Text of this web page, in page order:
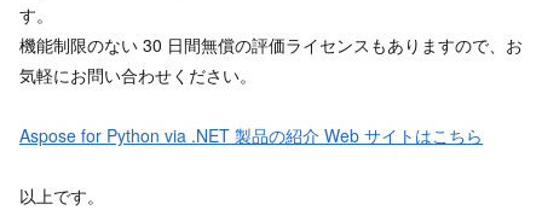
す。
機能制限のない 30 日間無償の評価ライセンスもありますので、お
気軽にお問い合わせください。
Aspose for Python via .NET 製品の紹介 Web サイトはこちら
以上です。